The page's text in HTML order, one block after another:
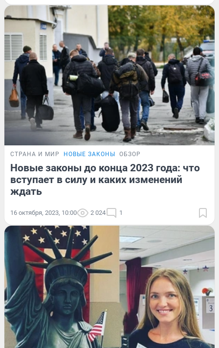
СТРАНА И МИР НОВЫЕ ЗАКОНЫ ОБЗОР
Новые законы до конца 2023 года: что
вступает в силу и каких изменений
ждать
16 октября, 2023, 10:00 2 024 1